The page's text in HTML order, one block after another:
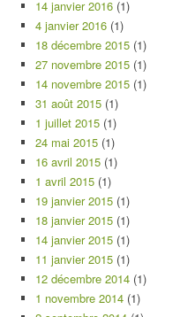
14 janvier 2016 (1)
4 janvier 2016 (1)
18 décembre 2015 (1)
27 novembre 2015 (1)
14 novembre 2015 (1)
31 août 2015 (1)
1 juillet 2015 (1)
24 mai 2015 (1)
16 avril 2015 (1)
1 avril 2015 (1)
19 janvier 2015 (1)
18 janvier 2015 (1)
14 janvier 2015 (1)
11 janvier 2015 (1)
12 décembre 2014 (1)
1 novembre 2014 (1)